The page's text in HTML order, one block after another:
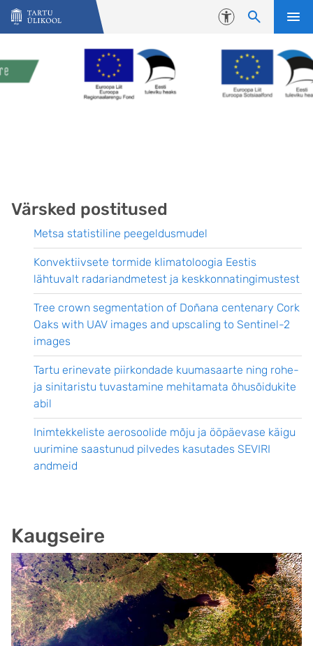
Liigu edasi põhisisu juurde
Juurdepääsetavus
Kaugseire
Värsked postitused
Metsa statistiline peegeldusmudel
Konvektiivsete tormide klimatoloogia Eestis
lähtuvalt radariandmetest ja keskkonnatingimustest
Tree crown segmentation of Doñana centenary Cork
Oaks with UAV images and upscaling to Sentinel-2
images
Tartu erinevate piirkondade kuumasaarte ning rohe-
ja sinitaristu tuvastamine mehitamata õhusõidukite
abil
Inimtekkeliste aerosoolide mõju ja ööpäevase käigu
uurimine saastunud pilvedes kasutades SEVIRI
andmeid